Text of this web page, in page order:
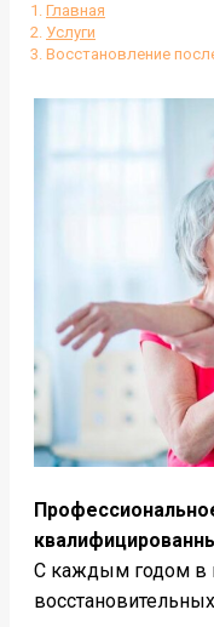
Главная
Услуги
Восстановление
С каждым годом в